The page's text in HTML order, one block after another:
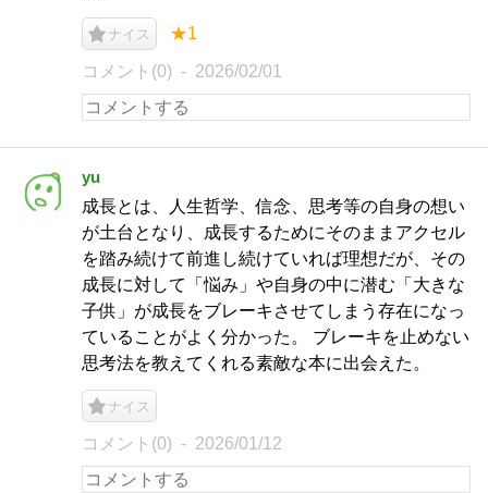
ナイス ★1
コメント(0) 2026/02/01
yu
成長とは、人生哲学、信念、思考等の自身の想い
が土台となり、成長するためにそのままアクセル
を踏み続けて前進し続けていれば理想だが、その
成長に対して「悩み」や自身の中に潜む「大きな
子供」が成長をブレーキさせてしまう存在になっ
ていることがよく分かった。 ブレーキを止めない
思考法を教えてくれる素敵な本に出会えた。
ナイス
コメント(0) 2026/01/12